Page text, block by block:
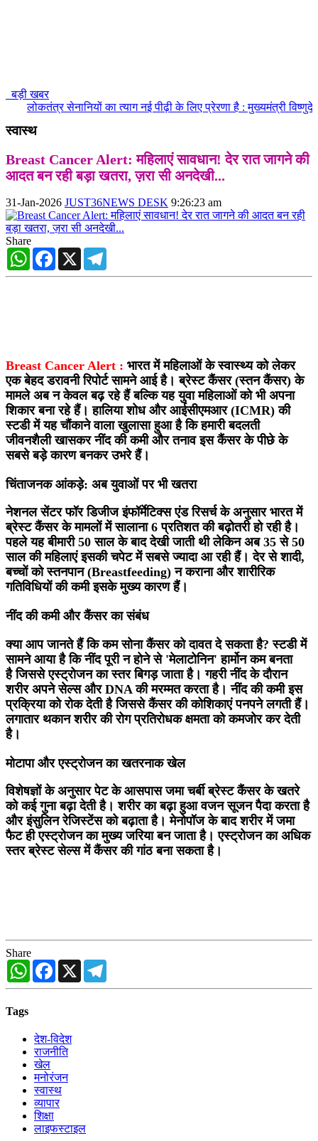
बड़ी खबर
लोकतंत्र सेनानियों का त्याग नई पीढ़ी के लिए प्रेरणा है : मुख्यमंत्री विष्णुदेव
स्वास्थ
Breast Cancer Alert: महिलाएं सावधान! देर रात जागने की
आदत बन रही बड़ा खतरा, ज़रा सी अनदेखी...
31-Jan-2026 JUST36NEWS DESK 9:26:23 am
Share
WhatsAppFacebook
X
Breast Cancer Alert : भारत में महिलाओं के स्वास्थ्य को लेकर
एक बेहद डरावनी रिपोर्ट सामने आई है। ब्रेस्ट कैंसर (स्तन कैंसर) के
मामले अब न केवल बढ़ रहे हैं बल्कि यह युवा महिलाओं को भी अपना
शिकार बना रहे हैं। हालिया शोध और आईसीएमआर (ICMR) की
स्टडी में यह चौंकाने वाला खुलासा हुआ है कि हमारी बदलती
जीवनशैली खासकर नींद की कमी और तनाव इस कैंसर के पीछे के
सबसे बड़े कारण बनकर उभरे हैं।
चिंताजनक आंकड़े: अब युवाओं पर भी खतरा
नेशनल सेंटर फॉर डिजीज इंफॉर्मेटिक्स एंड रिसर्च के अनुसार भारत में
ब्रेस्ट कैंसर के मामलों में सालाना 6 प्रतिशत की बढ़ोतरी हो रही है।
पहले यह बीमारी 50 साल के बाद देखी जाती थी लेकिन अब 35 से 50
साल की महिलाएं इसकी चपेट में सबसे ज्यादा आ रही हैं। देर से शादी,
बच्चों को स्तनपान (Breastfeeding) न कराना और शारीरिक
गतिविधियों की कमी इसके मुख्य कारण हैं।
नींद की कमी और कैंसर का संबंध
क्या आप जानते हैं कि कम सोना कैंसर को दावत दे सकता है? स्टडी में
सामने आया है कि नींद पूरी न होने से 'मेलाटोनिन' हार्मोन कम बनता
है जिससे एस्ट्रोजन का स्तर बिगड़ जाता है। गहरी नींद के दौरान
शरीर अपने सेल्स और DNA की मरम्मत करता है। नींद की कमी इस
प्रक्रिया को रोक देती है जिससे कैंसर की कोशिकाएं पनपने लगती हैं।
लगातार थकान शरीर की रोग प्रतिरोधक क्षमता को कमजोर कर देती
है।
मोटापा और एस्ट्रोजन का खतरनाक खेल
विशेषज्ञों के अनुसार पेट के आसपास जमा चर्बी ब्रेस्ट कैंसर के खतरे
को कई गुना बढ़ा देती है। शरीर का बढ़ा हुआ वजन सूजन पैदा करता है
और इंसुलिन रेजिस्टेंस को बढ़ाता है। मेनोपॉज के बाद शरीर में जमा
फैट ही एस्ट्रोजन का मुख्य जरिया बन जाता है। एस्ट्रोजन का अधिक
स्तर ब्रेस्ट सेल्स में कैंसर की गांठ बना सकता है।
Share
WhatsAppFacebook
X
Tags
देश-विदेश
राजनीति
खेल
मनोरंजन
स्वास्थ
व्यापार
शिक्षा
लाइफस्टाइल